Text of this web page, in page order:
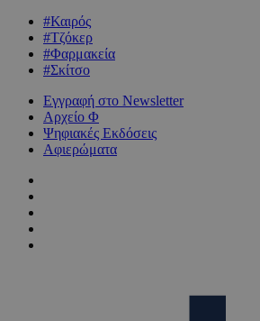
#Καιρός
#Τζόκερ
#Φαρμακεία
#Σκίτσο
Εγγραφή στο Newsletter
Αρχείο Φ
Ψηφιακές Εκδόσεις
Αφιερώματα